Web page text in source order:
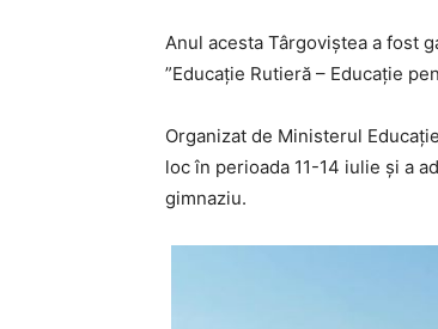
Anul acesta Târgoviștea a fost
”Educație Rutieră – Educație
Organizat de Ministerul
loc în perioada 11-14 iulie și a
gimnaziu.